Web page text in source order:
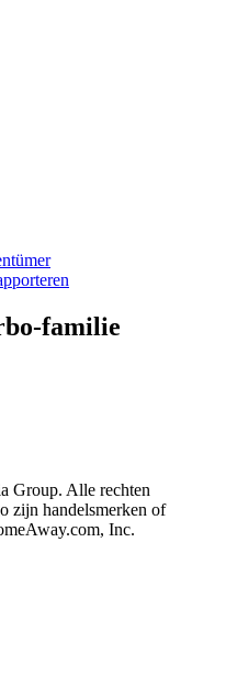
familie
Group. Alle rechten
zijn handelsmerken of
Inc.